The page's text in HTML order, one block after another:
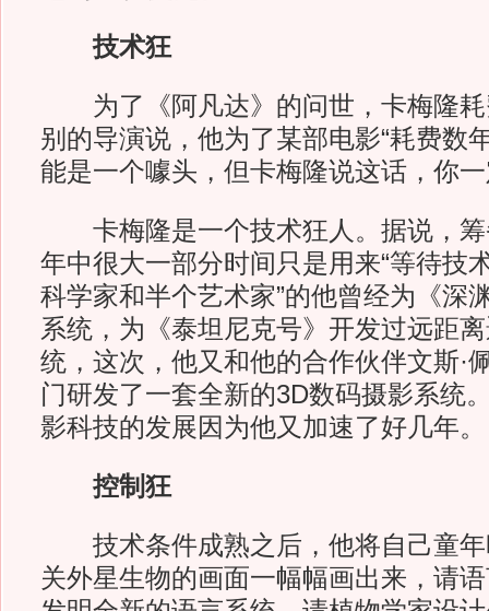
技术狂
为了《阿凡达》的问世，卡梅隆耗
别的导演说，他为了某部电影“耗费数
能是一个噱头，但卡梅隆说这话，你
卡梅隆是一个技术狂人。据说，筹
年中很大一部分时间只是用来“等待技
科学家和半个艺术家”的他曾经为《深
系统，为《泰坦尼克号》开发过远距
统，这次，他又和他的合作伙伴文斯·
门研发了一套全新的3D数码摄影系统
影科技的发展因为他又加速了好几年。
控制狂
技术条件成熟之后，他将自己童年
关外星生物的画面一幅幅画出来，请